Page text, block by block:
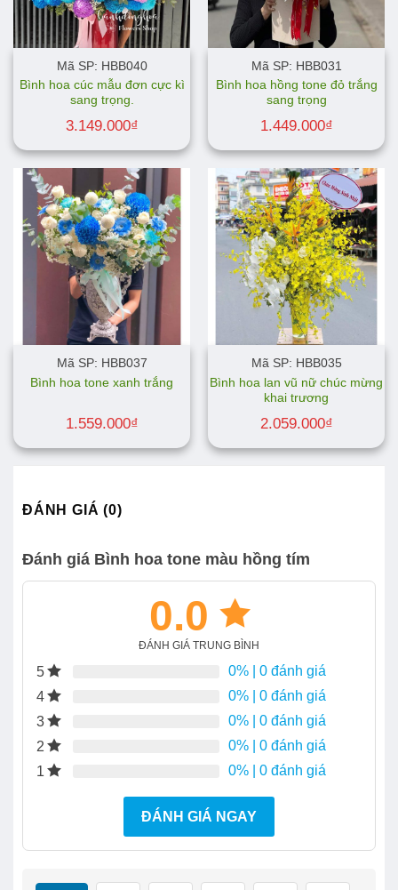
Mã SP: HBB040
Bình hoa cúc mẫu đơn cực kì
sang trọng.
3.149.000₫
Mã SP: HBB031
Bình hoa hồng tone đỏ trắng
sang trọng
1.449.000₫
Mã SP: HBB037
Bình hoa tone xanh trắng
1.559.000₫
Mã SP: HBB035
Bình hoa lan vũ nữ chúc mừng
khai trương
2.059.000₫
ĐÁNH GIÁ (0)
Đánh giá Bình hoa tone màu hồng tím
0.0
ĐÁNH GIÁ TRUNG BÌNH
5 0% | 0 đánh giá
4
0% | 0 đánh giá
3
0% | 0 đánh giá
2
0% | 0 đánh giá
1
0% | 0 đánh giá
ĐÁNH GIÁ NGAY